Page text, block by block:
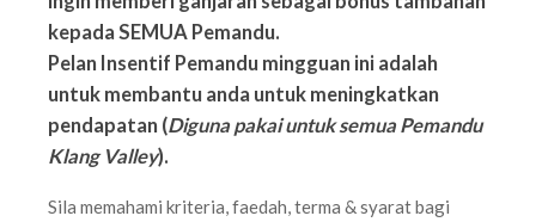
kepada SEMUA Pemandu.
Pelan Insentif Pemandu mingguan ini adalah
untuk membantu anda untuk meningkatkan
pendapatan (Diguna pakai untuk semua Pemandu
Klang Valley).
Sila memahami kriteria, faedah, terma & syarat bagi